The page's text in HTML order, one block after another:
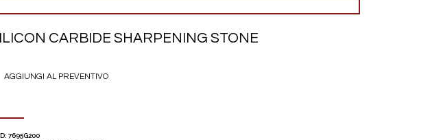
CARBIDE SHARPENING STONE
AGGIUNGI AL PREVENTIVO
7695G200